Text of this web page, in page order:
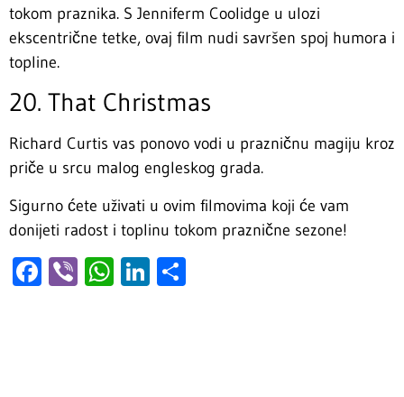
tokom praznika. S Jenniferm Coolidge u ulozi
ekscentrične tetke, ovaj film nudi savršen spoj humora i
topline.
20. That Christmas
Richard Curtis vas ponovo vodi u prazničnu magiju kroz
priče u srcu malog engleskog grada.
Sigurno ćete uživati u ovim filmovima koji će vam
donijeti radost i toplinu tokom praznične sezone!
Facebook
ViberWhatsApp
LinkedIn